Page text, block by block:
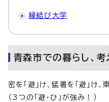
縁結び大学
青森市での暮らし、
密を「避」け、猛暑を「避」け
（3つの「避・ひ」が強み！）